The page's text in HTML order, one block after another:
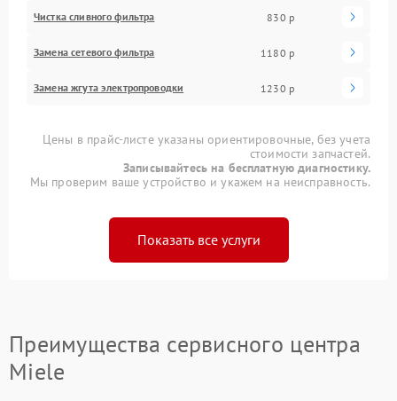
Чистка сливного фильтра 830 р
Замена сетевого фильтра 1180 р
Замена жгута электропроводки 1230 р
Цены в прайс-листе указаны ориентировочные, без учета
стоимости запчастей.
Записывайтесь на бесплатную диагностику.
Мы проверим ваше устройство и укажем на неисправность.
Показать все услуги
Преимущества сервисного центра
Miele